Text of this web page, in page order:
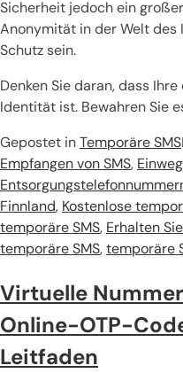
Sicherheit jedoch ein
Anonymität in der Welt
Schutz sein.
Denken Sie daran, dass
Identität ist. Bewahren Sie
Gepostet inTemporäre SMS
Empfangen von SMS,
Finnland, Kostenlose
temporäre SMS, Erhalten
temporäre SMS,temporäre
Virtuelle
Online-OTP-
Leitfaden